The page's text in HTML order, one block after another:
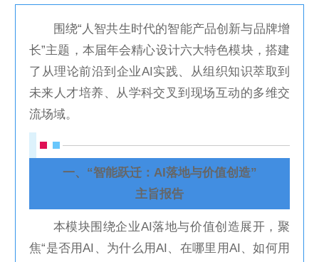
围绕“人智共生时代的智能产品创新与品牌增
长”主题，本届年会精心设计六大特色模块，搭建
了从理论前沿到企业AI实践、从组织知识萃取到
未来人才培养、从学科交叉到现场互动的多维交
流场域。
一、“智能跃迁：AI落地与价值创造”
主旨报告
本模块围绕企业AI落地与价值创造展开，聚
焦“是否用AI、为什么用AI、在哪里用AI、如何用